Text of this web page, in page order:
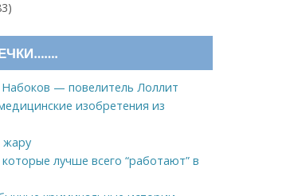
— повелитель Лоллит
изобретения из
жару
лучше всего “работают” в